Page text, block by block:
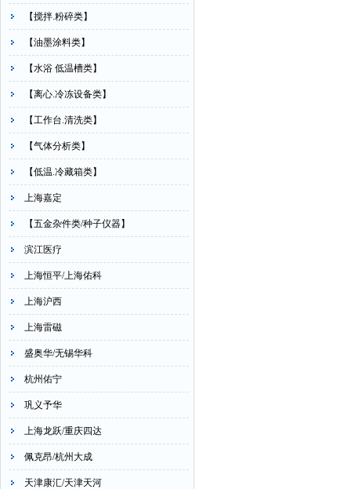
【搅拌.粉碎类】
【油墨涂料类】
【水浴 低温槽类】
【离心.冷冻设备类】
【工作台.清洗类】
【气体分析类】
【低温.冷藏箱类】
上海嘉定
【五金杂件类/种子仪器】
滨江医疗
上海恒平/上海佑科
上海沪西
上海雷磁
盛奥华/无锡华科
杭州佑宁
巩义予华
上海龙跃/重庆四达
佩克昂/杭州大成
天津康汇/天津天河